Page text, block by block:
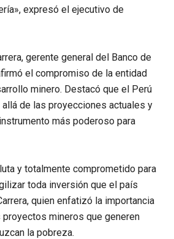
, expresó el ejecutivo de
gerente general del Banco de
el compromiso de la entidad
minero. Destacó que el Perú
de las proyecciones actuales y
más poderoso para
y totalmente comprometido para
toda inversión que el país
quien enfatizó la importancia
mineros que generen
la pobreza.